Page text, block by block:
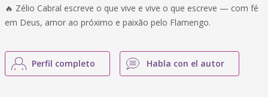
🔥 Zélio Cabral escreve o que vive e vive o que escreve — com fé
em Deus, amor ao próximo e paixão pelo Flamengo.
Perfil completo Habla con el autor